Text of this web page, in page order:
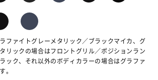
ファイトグレーメタリック／ブラックマイカ、グ
リックの場合はフロントグリル／ポジションラン
ック、それ以外のボディカラーの場合はグラファ
。